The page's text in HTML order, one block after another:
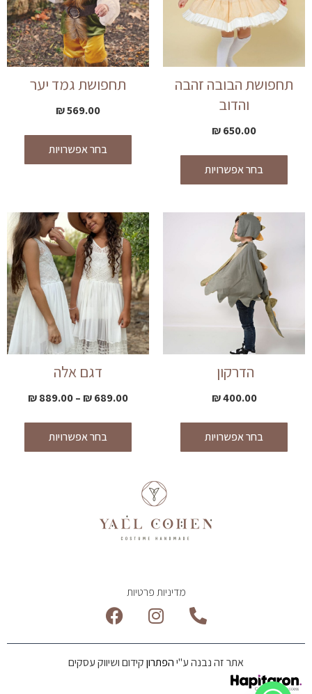
תחפושת הבובה זהבה
והדוב
650.00
₪
בחר אפשרויות
תחפושת גמד יער
569.00
₪
בחר אפשרויות
הדרקון
400.00
₪
בחר אפשרויות
דגם אלה
689.00
₪
–
889.00
₪
בחר אפשרויות
מדיניות פרטיות
אתר זה נבנה ע"יהפתרוןקידום ושיווק עסקים